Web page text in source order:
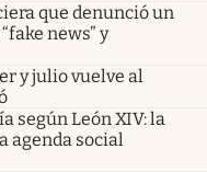
que denunció un
news” y
y julio vuelve al
según León XIV: la
agenda social